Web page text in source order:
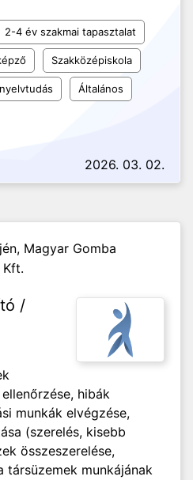
2-4 év szakmai tapasztalat
Szakközépiskola
Általános
2026. 03. 02.
Magyar Gomba
Kft.
/
hibák
munkák elvégzése,
(szerelés, kisebb
összeszerelése,
társüzemek munkájának